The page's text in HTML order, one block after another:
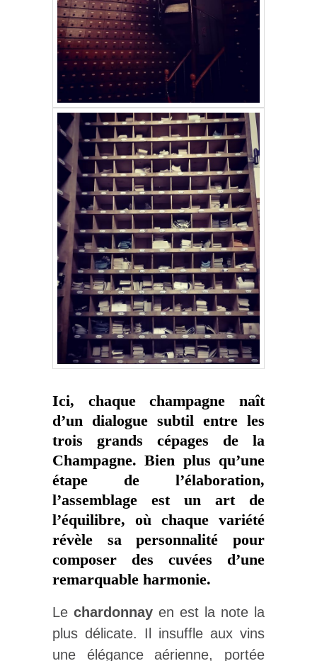
Ici, chaque champagne naît
d’un dialogue subtil entre les
trois grands cépages de la
Champagne. Bien plus qu’une
étape de l’élaboration,
l’assemblage est un art de
l’équilibre, où chaque variété
révèle sa personnalité pour
composer des cuvées d’une
remarquable harmonie.
Le chardonnay en est la note la
plus délicate. Il insuffle aux vins
une élégance aérienne, portée